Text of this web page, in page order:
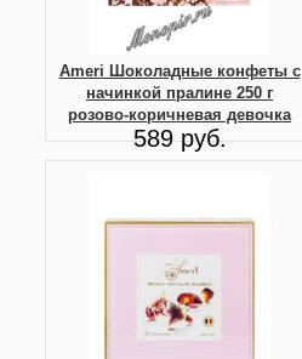
Ameri Шоколадные конфеты с
начинкой пралине 250 г
розово-коричневая девочка
589 руб.